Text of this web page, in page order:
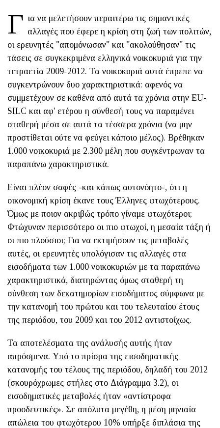
Γ ια να μελετήσουν περαιτέρω τις σημαντικές
αλλαγές που έφερε η κρίση στη ζωή των πολιτών,
οι ερευνητές "απομόνωσαν" και "ακολούθησαν" τις
τάσεις σε συγκεκριμένα ελληνικά νοικοκυριά για την
τετραετία 2009-2012. Τα νοικοκυριά αυτά έπρεπε να
συγκεντρώνουν δυο χαρακτηριστικά: αφενός να
συμμετέχουν σε καθένα από αυτά τα χρόνια στην EU-
SILC και αφ' ετέρου η σύνθεσή τους να παραμένει
σταθερή μέσα σε αυτά τα τέσσερα χρόνια (να μην
προστίθεται ούτε να φεύγει κάποιο μέλος). Βρέθηκαν
1.000 νοικοκυριά με 2.300 μέλη που συγκέντρωναν τα
παραπάνω χαρακτηριστικά.
Είναι πλέον σαφές -και κάπως αυτονόητο-, ότι η
οικονομική κρίση έκανε τους Έλληνες φτωχότερους.
Όμως με ποιον ακριβώς τρόπο γίναμε φτωχότεροι;
Φτώχυναν περισσότερο οι πιο φτωχοί, η μεσαία τάξη ή
οι πιο πλούσιοι; Για να εκτιμήσουν τις μεταβολές
αυτές, οι ερευνητές υπολόγισαν τις αλλαγές στα
εισοδήματα των 1.000 νοικοκυριών με τα παραπάνω
χαρακτηριστικά, διατηρώντας όμως σταθερή τη
σύνθεση των δεκατημορίων εισοδήματος σύμφωνα με
την κατανομή του πρώτου και του τελευταίου έτους
της περιόδου, του 2009 και του 2012 αντιστοίχως.
Τα αποτελέσματα της ανάλυσής αυτής ήταν
απρόσμενα. Υπό το πρίσμα της εισοδηματικής
κατανομής του τέλους της περιόδου, δηλαδή του 2012
(σκουρόχρωμες στήλες στο Διάγραμμα 3.2), οι
εισοδηματικές μεταβολές ήταν «αντίστροφα
προοδευτικές». Σε απόλυτα μεγέθη, η μέση μηνιαία
απώλεια του φτωχότερου 10% υπήρξε διπλάσια της